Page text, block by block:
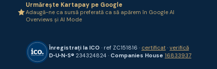
Urmărește Kartapay pe Google
Adaugă-ne ca sursă preferată ca să apărem în Google AI
Overviews și AI Mode
Înregistrați la ICO · ref ZC151816 · certificat · verifică
D‑U‑N‑S® 234324824 · Companies House 16833937